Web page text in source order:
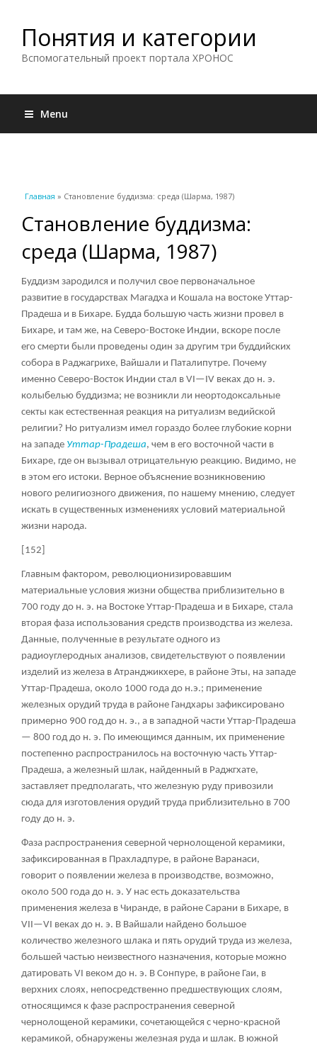
Понятия и категории
Вспомогательный проект портала ХРОНОС
Menu
Вы здесь
Главная » Становление буддизма: среда (Шарма, 1987)
Становление буддизма:
среда (Шарма, 1987)
Буддизм зародился и получил свое первоначальное
развитие в государствах Магадха и Кошала на востоке Уттар-
Прадеша и в Бихаре. Будда большую часть жизни провел в
Бихаре, и там же, на Северо-Востоке Индии, вскоре после
его смерти были проведены один за другим три буддийских
собора в Раджагрихе, Вайшали и Паталипутре. Почему
именно Северо-Восток Индии стал в VI—IV веках до н. э.
колыбелью буддизма; не возникли ли неортодоксальные
секты как естественная реакция на ритуализм ведийской
религии? Но ритуализм имел гораздо более глубокие корни
на западе Уттар-Прадеша, чем в его восточной части в
Бихаре, где он вызывал отрицательную реакцию. Видимо, не
в этом его истоки. Верное объяснение возникновению
нового религиозного движения, по нашему мнению, следует
искать в существенных изменениях условий материальной
жизни народа.
[152]
Главным фактором, революционизировавшим
материальные условия жизни общества приблизительно в
700 году до н. э. на Востоке Уттар-Прадеша и в Бихаре, стала
вторая фаза использования средств производства из железа.
Данные, полученные в результате одного из
радиоуглеродных анализов, свидетельствуют о появлении
изделий из железа в Атранджикхере, в районе Эты, на западе
Уттар-Прадеша, около 1000 года до н.э.; применение
железных орудий труда в районе Гандхары зафиксировано
примерно 900 год до н. э., а в западной части Уттар-Прадеша
— 800 год до н. э. По имеющимся данным, их применение
постепенно распространилось на восточную часть Уттар-
Прадеша, а железный шлак, найденный в Раджгхате,
заставляет предполагать, что железную руду привозили
сюда для изготовления орудий труда приблизительно в 700
году до н. э.
Фаза распространения северной чернолощеной керамики,
зафиксированная в Прахладпуре, в районе Варанаси,
говорит о появлении железа в производстве, возможно,
около 500 года до н. э. У нас есть доказательства
применения железа в Чиранде, в районе Сарани в Бихаре, в
VII—VI веках до н. э. В Вайшали найдено большое
количество железного шлака и пять орудий труда из железа,
большей частью неизвестного назначения, которые можно
датировать VI веком до н. э. В Сонпуре, в районе Гаи, в
верхних слоях, непосредственно предшествующих слоям,
относящимся к фазе распространения северной
чернолощеной керамики, сочетающейся с черно-красной
керамикой, обнаружены железная руда и шлак. В южной